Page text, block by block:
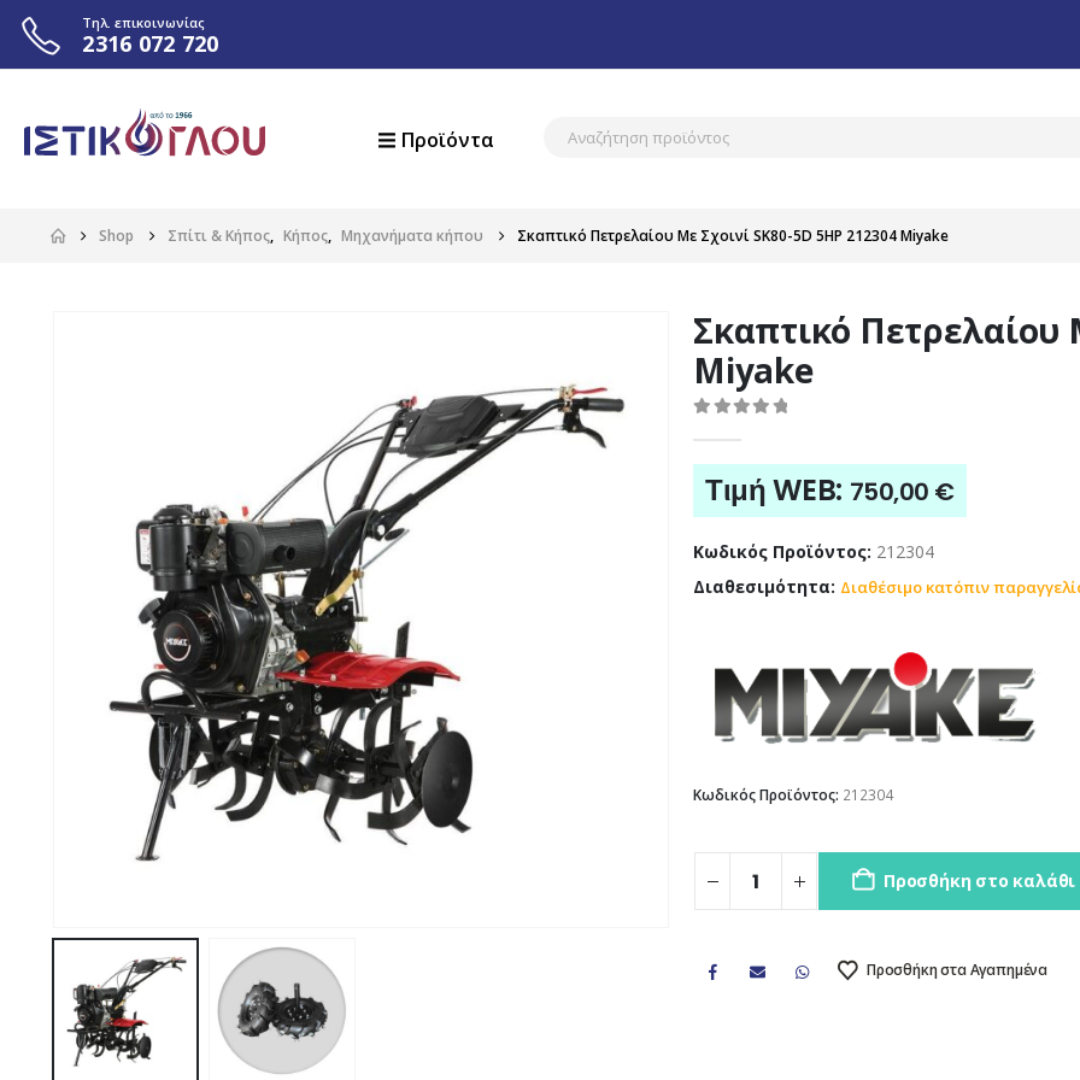
Τηλ. επικοινωνίας
2316 072 720
Προϊόντα
Shop Σπίτι & Κήπος, Κήπος, Μηχανήματα κήπου Σκαπτικό Πετρελαίου Με Σχοινί SK80-5D 5HP 212304 Miyake
Σκαπτικό Πετρελαίου
Miyake
Τιμή WEB: 750,00 €
Κωδικός Προϊόντος: 212304
Διαθεσιμότητα: Διαθέσιμο κατόπιν
Κωδικός Προϊόντος: 212304
Προσθήκη στο καλάθι
Προσθήκη στα Αγαπημένα